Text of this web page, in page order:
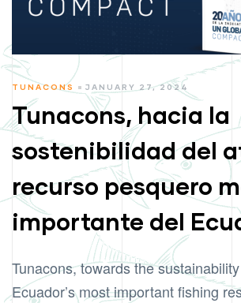
CATEGORIES
TUNACONS JANUARY 27, 2024
Tunacons, hacia la
sostenibilidad del
recurso pesquero
importante del
Tunacons, towards the
Ecuador’s most important fishing